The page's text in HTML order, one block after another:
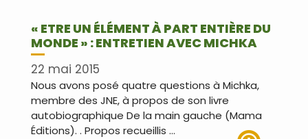
« ETRE UN ÉLÉMENT À PART ENTIÈRE DU
MONDE » : ENTRETIEN AVEC MICHKA
22 mai 2015
Nous avons posé quatre questions à Michka,
membre des JNE, à propos de son livre
autobiographique De la main gauche (Mama
Éditions). . Propos recueillis …